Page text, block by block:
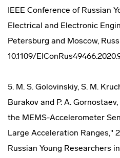
IEEE Conference of Russian
Electrical and Electronic
Petersburg and Moscow,
10.1109/
5. M. S. Golovinskiy, S. M.
Burakov and P. A.
the MEMS-Accelerometer
Large Acceleration Ranges,"
Russian Young Researchers